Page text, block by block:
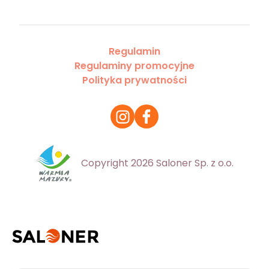
Regulamin
Regulaminy promocyjne
Polityka prywatności
Copyright 2026 Saloner Sp. z o.o.